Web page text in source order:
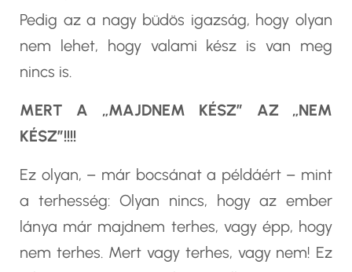
Pedig az a nagy büdös igazság, hogy olyan
nem lehet, hogy valami kész is van meg
nincs is.
MERT A „MAJDNEM KÉSZ” AZ „NEM
KÉSZ”!!!!
Ez olyan, – már bocsánat a példáért – mint
a terhesség: Olyan nincs, hogy az ember
lánya már majdnem terhes, vagy épp, hogy
nem terhes. Mert vagy terhes, vagy nem! Ez